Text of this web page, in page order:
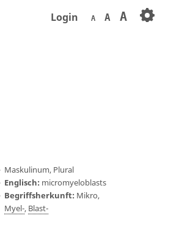
Login A A A
Maskulinum, Plural
Englisch: micromyeloblasts
Begriffsherkunft: Mikro,
Myel-, Blast-